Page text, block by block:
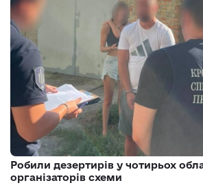
Робили дезертирів у чотирьох
організаторів схеми